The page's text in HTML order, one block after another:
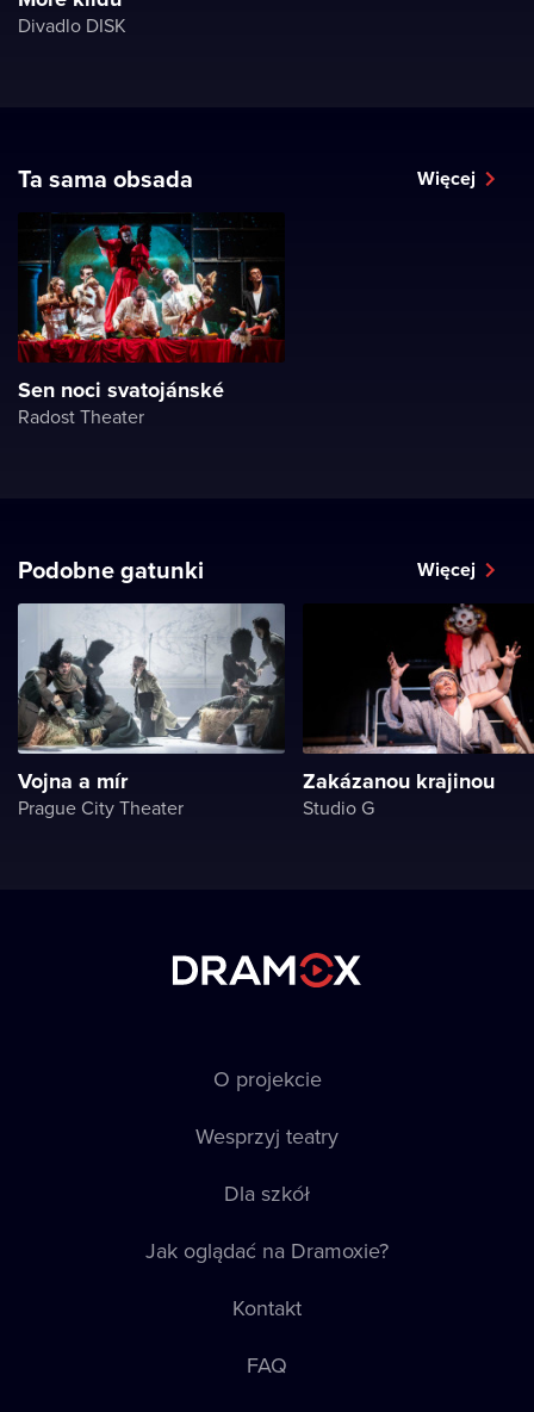
Divadlo DISK
Ta sama obsada Więcej
Sen noci svatojánské
Radost Theater
Podobne gatunki Więcej
Vojna a mír
Prague City Theater
Zakázanou krajinou
Studio G
O projekcie
Wesprzyj teatry
Dla szkół
Jak oglądać na Dramoxie?
Kontakt
FAQ